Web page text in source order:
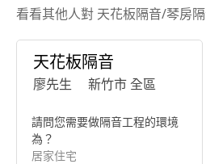
看看其他人對 天花板隔音/琴房
天花板隔音
廖先生 新竹市 全區
請問您需要做隔音工程的環境
為？
居家住宅